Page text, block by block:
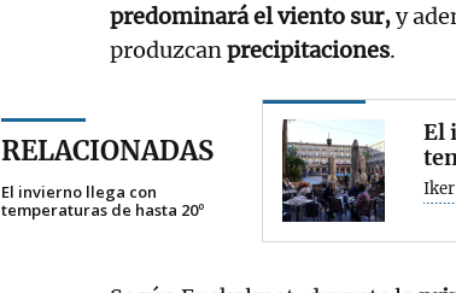
predominará el viento sur,y
produzcanprecipitaciones.
RELACIONADAS
El invierno llega con
temperaturas de hasta 20º
El